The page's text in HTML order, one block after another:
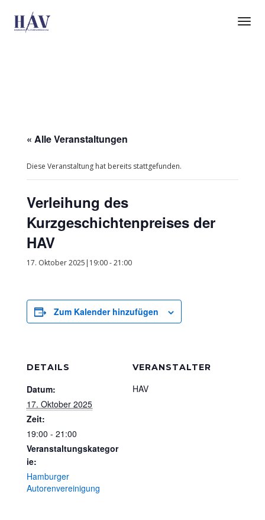
« Alle Veranstaltungen
Diese Veranstaltung hat bereits stattgefunden.
Verleihung des
Kurzgeschichtenpreises der
HAV
17. Oktober 2025|19:00-21:00
Zum Kalender hinzufügen
DETAILS
Datum:
17. Oktober 2025
Zeit:
19:00 - 21:00
Veranstaltungskategor
ie:
Hamburger
Autorenvereinigung
VERANSTALTER
HAV